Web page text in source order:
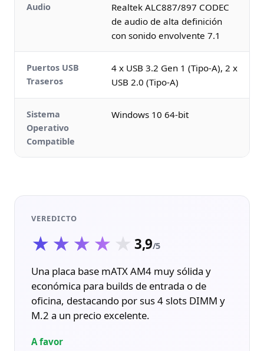
Audio
Realtek ALC887/897 CODEC
de audio de alta definición
con sonido envolvente 7.1
Puertos USB
Traseros
4 x USB 3.2 Gen 1 (Tipo-A), 2 x
USB 2.0 (Tipo-A)
Sistema
Operativo
Compatible
Windows 10 64-bit
VEREDICTO
★★★★★
★★★★★3,9/5
Una placa base mATX AM4 muy sólida y
económica para builds de entrada o de
oficina, destacando por sus 4 slots DIMM y
M.2 a un precio excelente.
A favor